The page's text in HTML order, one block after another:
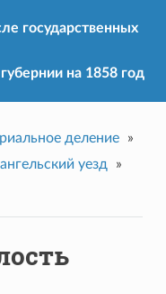
государственных
на 1858 год
деление
»
уезд
»